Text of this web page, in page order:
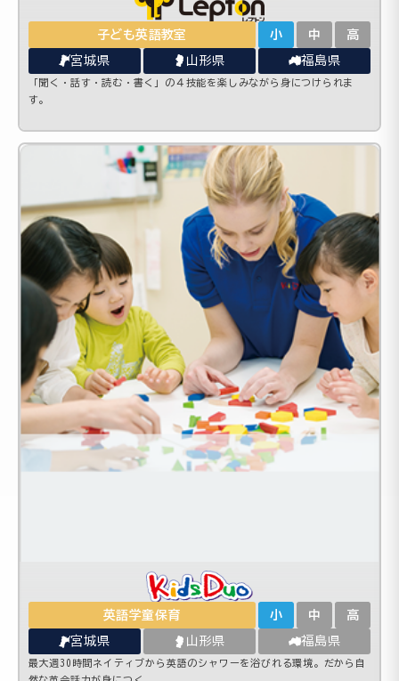
子ども英語教室 小 中 高
宮城県 山形県 福島県
「聞く・話す・読む・書く」の４技能を楽しみながら身につけられま
す。
英語学童保育 小 中 高
宮城県 山形県 福島県
最大週30時間ネイティブから英語のシャワーを浴びれる環境。だから自